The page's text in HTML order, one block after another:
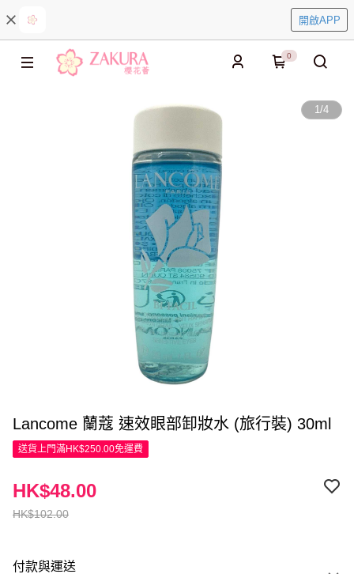
開啟APP
0
1/4
Lancome 蘭蔻 速效眼部卸妝水 (旅行裝) 30ml
送貨上門滿HK$250.00免運費
HK$102.00
HK$48.00
付款與運送